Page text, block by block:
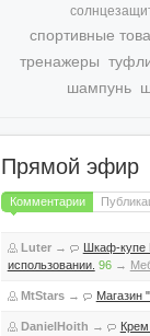
спортивные
тренажеры
шампунь
Прямой эфир
Комментарии
Luter→
Шкаф-купе
использовании. 96→
MtStars→ Магазин
DanielHoith →